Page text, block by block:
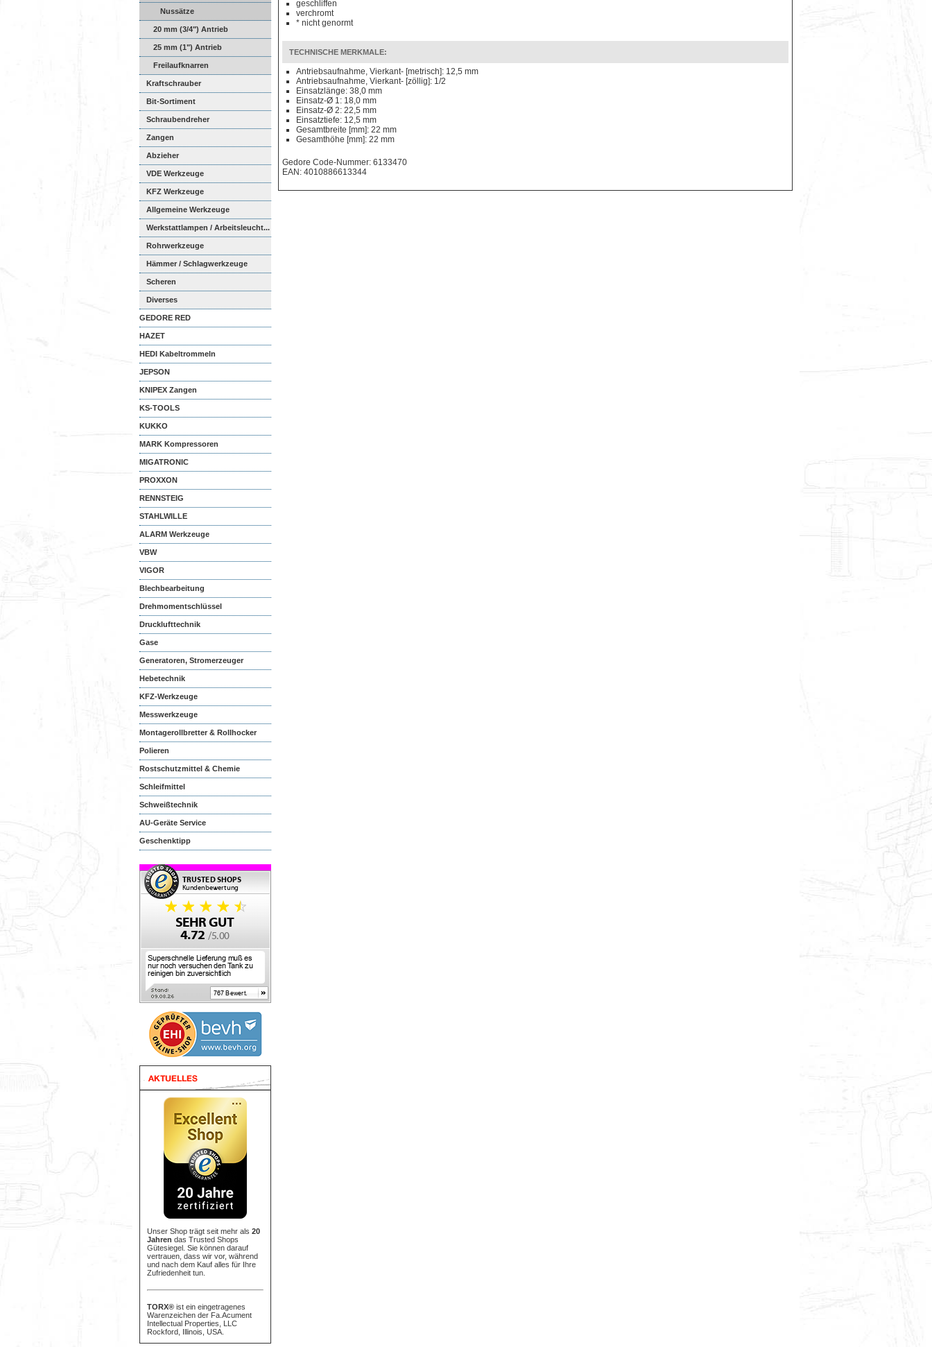
Nussätze
20 mm (3/4") Antrieb
25 mm (1") Antrieb
Freilaufknarren
Kraftschrauber
Bit-Sortiment
Schraubendreher
Zangen
Abzieher
VDE Werkzeuge
KFZ Werkzeuge
Allgemeine Werkzeuge
Werkstattlampen / Arbeitsleucht...
Rohrwerkzeuge
Hämmer / Schlagwerkzeuge
Scheren
Diverses
GEDORE RED
HAZET
HEDI Kabeltrommeln
JEPSON
KNIPEX Zangen
KS-TOOLS
KUKKO
MARK Kompressoren
MIGATRONIC
PROXXON
RENNSTEIG
STAHLWILLE
ALARM Werkzeuge
VBW
VIGOR
Blechbearbeitung
Drehmomentschlüssel
Drucklufttechnik
Gase
Generatoren, Stromerzeuger
Hebetechnik
KFZ-Werkzeuge
Messwerkzeuge
Montagerollbretter & Rollhocker
Polieren
Rostschutzmittel & Chemie
Schleifmittel
Schweißtechnik
AU-Geräte Service
Geschenktipp
Unser Shop trägt seit mehr als 20
Jahren das Trusted Shops
Gütesiegel. Sie können darauf
vertrauen, dass wir vor, während
und nach dem Kauf alles für Ihre
Zufriedenheit tun.
TORX® ist ein eingetragenes
Warenzeichen der Fa.Acument
Intellectual Properties, LLC
Rockford, Illinois, USA.
geschliffen
verchromt
* nicht genormt
TECHNISCHE MERKMALE:
Antriebsaufnahme, Vierkant- [metrisch]: 12,5 mm
Antriebsaufnahme, Vierkant- [zöllig]: 1/2
Einsatzlänge: 38,0 mm
Einsatz-Ø 1: 18,0 mm
Einsatz-Ø 2: 22,5 mm
Einsatztiefe: 12,5 mm
Gesamtbreite [mm]: 22 mm
Gesamthöhe [mm]: 22 mm
Gedore Code-Nummer: 6133470
EAN: 4010886613344